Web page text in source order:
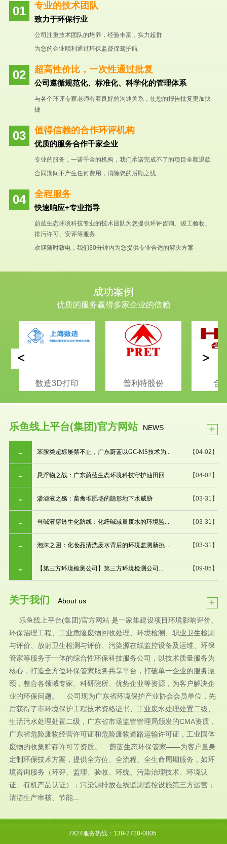
专业的技术团队
致力于环保行业
公司注重技术团队的培养，经验丰富，实力超群
为您的企业顺利通过环保监督保驾护航
超高性价比，一次性通过批复
公司遵循规范化、标准化、科学化的管理体系
与各个环评专家老师有着良好的沟通关系，使您的报告批复更加快
捷
值得信赖的合作环评机构
优质的服务合作千家企业
专业的服务，一诺千金的机构，我们承诺完成不了的项目全额退款
合同期间不产生任何费用，消除您的后顾之忧
全程服务
快速响应+专业指导
蔚蓝生态环境科技专业的技术团队为您提供环评咨询、竣工验收、
排污许可、安评等服务
欢迎随时致电，我们30分钟内为您提供专业合适的解决方案
成功案例
优质的服务赢得多家企业的信赖
数造3D打印 普利特股份 合
< >
乐鱼线上平台(集团)官方网站 NEWS +
【04-02】
苯胺类超标屡禁不止，广东蔚蓝以GC-MS技术为...
【04-02】
悬浮物之战：广东蔚蓝生态环境科技守护油田回...
【03-31】
渗滤液之殇：畜禽堆肥场的隐形地下水威胁
【03-31】
当碱液穿透生化防线：化纤碱减量废水的环境监...
【03-31】
泡沫之困：化妆品清洗废水背后的环境监测新挑...
【09-05】
【第三方环境检测公司】第三方环境检测公司...
关于我们 About us +
乐鱼线上平台(集团)官方网站 是一家集建设项目环境影响评价、
环保治理工程、工业危险废物回收处理、环境检测、职业卫生检测
与评价、放射卫生检测与评价、污染源在线监控设备及运维、环保
管家等服务于一体的综合性环保科技服务公司，以技术质量服务为
核心，打造全方位环保管家服务共享平台，打破单一企业的服务瓶
颈，整合各领域专家、科研院所、优势企业等资源，为客户解决企
业的环保问题。 公司现为广东省环境保护产业协会会员单位，先
后获得了市环境保护工程技术资格证书、工业废水处理处置二级、
生活污水处理处置二级，广东省市场监管管理局颁发的CMA资质，
广东省危险废物经营许可证和危险废物道路运输许可证，工业固体
废物的收集贮存许可等资质。 蔚蓝生态环保管家——为客户量身
定制环保技术方案，提供全方位、全流程、全生命周期服务，如环
境咨询服务（环评、监理、验收、环统、污染治理技术、环境认
证、有机产品认证）；污染源排放在线监测监控设施第三方运营；
清洁生产审核、节能...
7X24服务热线：138-2728-0005